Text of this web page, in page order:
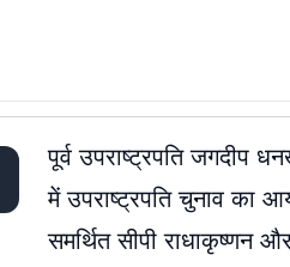
पूर्व उपराष्ट्रपति
में उपराष्ट्रपति चुनाव का
समर्थित सीपी राधाकृष्णन